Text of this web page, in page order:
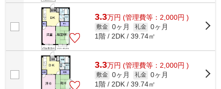
3.3万円 (管理費等：2,000円 )
敷金 0ヶ月 礼金 0ヶ月
1階 / 2DK / 39.74㎡
3.3万円 (管理費等：2,000円 )
敷金 0ヶ月 礼金 0ヶ月
1階 / 2DK / 39.74㎡